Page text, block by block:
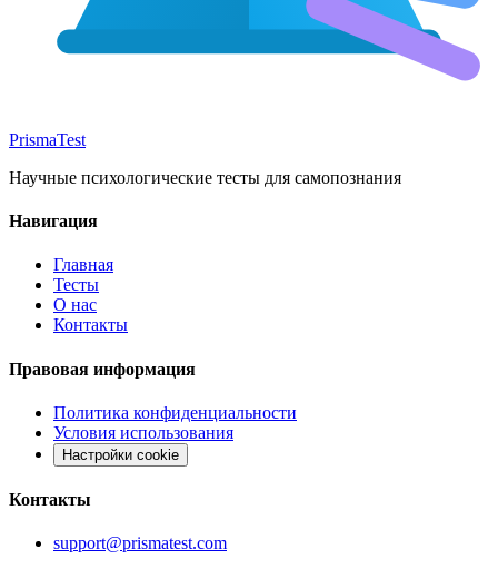
PrismaTest
Научные психологические тесты для самопознания
Навигация
Главная
Тесты
О нас
Контакты
Правовая информация
Политика конфиденциальности
Условия использования
Настройки cookie
Контакты
support@prismatest.com